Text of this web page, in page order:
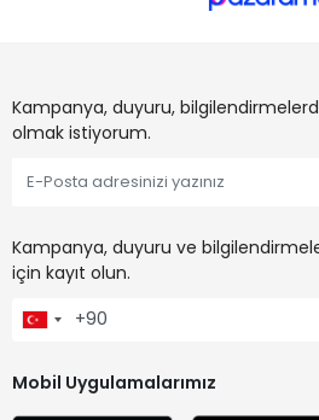
Kampanya, duyuru,
olmak istiyorum.
Kampanya, duyuru ve
için kayıt olun.
Mobil Uygulamalarımız